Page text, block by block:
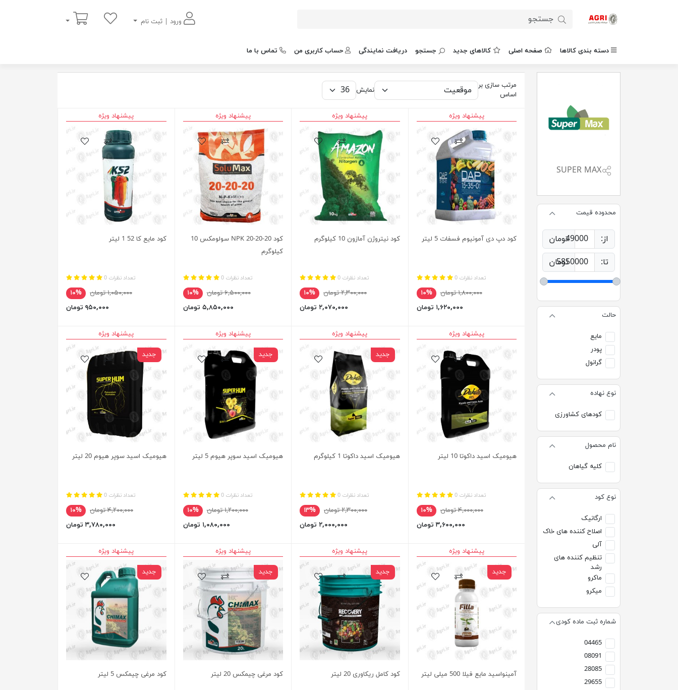
ورود | ثبت نام
سبد خرید
دسته بندی کالاها صفحه اصلی کالاهای جدید جستجو دریافت نمایندگی حساب کاربری من تماس با ما
SUPER MAX
محدوده قیمت
از: 49000تومان
تا: 5850000
تومان
حالت
مایع
پودر
گرانول
نوع نهاده
کودهای کشاورزی
نام محصول
کلیه گیاهان
نوع کود
ارگانیک
اصلاح کننده های خاک
آلی
تنظیم کننده های
رشد
ماکرو
میکرو
شماره ثبت ماده کودی
04465
08091
28085
29655
مرتب سازی بر
اساس
نمایش
پیشنهاد ویژه
کود دپ دی آمونیوم فسفات 5 لیتر
تعداد نظرات 0
۱,۸۰۰,۰۰۰ تومان
۱۰%
۱,۶۲۰,۰۰۰ تومان
پیشنهاد ویژه
کود نیتروژن آمازون 10 کیلوگرم
تعداد نظرات 0
۲,۳۰۰,۰۰۰ تومان
۱۰%
۲,۰۷۰,۰۰۰ تومان
پیشنهاد ویژه
کود NPK 20-20-20 سولومکس 10
کیلوگرم
تعداد نظرات 0
۶,۵۰۰,۰۰۰ تومان
۱۰%
۵,۸۵۰,۰۰۰ تومان
پیشنهاد ویژه
کود مایع کا 52 1 لیتر
تعداد نظرات 0
۱,۰۵۰,۰۰۰ تومان
۱۰%
۹۵۰,۰۰۰ تومان
پیشنهاد ویژه
هیومیک اسید داکوتا 10 لیتر
تعداد نظرات 0
۴,۰۰۰,۰۰۰ تومان
۱۰%
۳,۶۰۰,۰۰۰ تومان
جدید
پیشنهاد ویژه
هیومیک اسید داکوتا 1 کیلوگرم
تعداد نظرات 0
۲,۳۰۰,۰۰۰ تومان
۱۳%
۲,۰۰۰,۰۰۰ تومان
جدید
پیشنهاد ویژه
هیومیک اسید سوپر هیوم 5 لیتر
تعداد نظرات 0
۱,۲۰۰,۰۰۰ تومان
۱۰%
۱,۰۸۰,۰۰۰ تومان
جدید
پیشنهاد ویژه
هیومیک اسید سوپر هیوم 20 لیتر
تعداد نظرات 0
۴,۲۰۰,۰۰۰ تومان
۱۰%
۳,۷۸۰,۰۰۰ تومان
جدید
پیشنهاد ویژه
آمینواسید مایع فیلا 500 میلی لیتر
جدید
پیشنهاد ویژه
کود کامل ریکاوری 20 لیتر
جدید
پیشنهاد ویژه
کود مرغی چیمکس 20 لیتر
جدید
پیشنهاد ویژه
کود مرغی چیمکس 5 لیتر